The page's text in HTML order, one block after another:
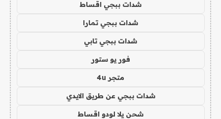
شدات ببجي اقساط
شدات ببجي تمارا
شدات ببجي تابي
فور يو ستور
متجر 4u
شدات ببجي عن طريق الايدي
شحن يلا لودو اقساط